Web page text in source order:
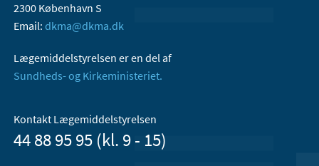
2300 København S
Email: dkma@dkma.dk
Lægemiddelstyrelsen er en del af
Sundheds- og Kirkeministeriet.
Kontakt Lægemiddelstyrelsen
44 88 95 95 (kl. 9 - 15)